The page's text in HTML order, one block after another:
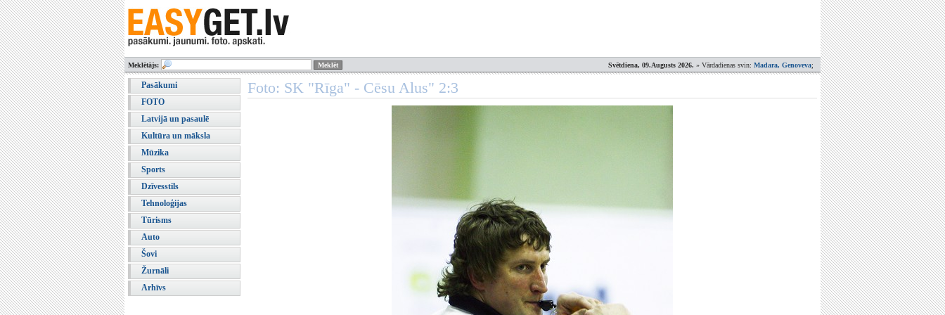
Svētdiena, 09.Augusts 2026. » Vārdadienas svin: Madara, Genoveva;
Meklētājs:
Pasākumi
FOTO
Latvijā un pasaulē
Kultūra un māksla
Mūzika
Sports
Dzīvesstils
Tehnoloģijas
Tūrisms
Auto
Šovi
Žurnāli
Arhīvs
Foto: SK "Rīga" - Cēsu Alus" 2:3